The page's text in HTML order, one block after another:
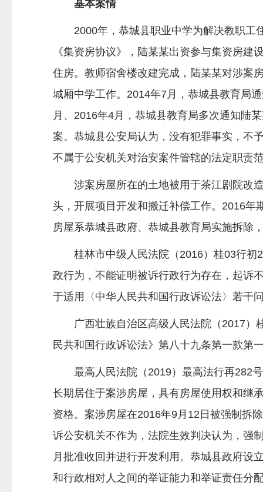
基本案情
2000年，恭城县职业中学为解决教职工住
《集资房协议》，陆某某出资参与集资房
住房。教师宿舍楼改建完成，陆某某对涉案
城厢中学工作。2014年7月，恭城县教育局
月、2016年4月，恭城县教育局多次通知陆
案。恭城县公安局认为，没有犯罪事实，不
不属于公安机关对治安案件管辖的法定职责
涉案房屋所在的土地被用于茶江剧院改造
头，开展项目开发和搬迁补偿工作。2016
房屋系恭城县政府、恭城县教育局实施拆除
桂林市中级人民法院（2016）桂03行初
政行为，不能证明被诉行政行为存在，起诉
于适用〈中华人民共和国行政诉讼法〉若干
广西壮族自治区高级人民法院（2017）桂
民共和国行政诉讼法》第八十九条第一款第
最高人民法院（2019）最高法行再282号
长期居住于案涉房屋，具有房屋使用权和继
资格。案涉房屋在2016年9月12日被强制拆
诉公安机关不作为，法院生效判决认为，强
月批准收回并进行开发利用。恭城县政府设
和行政相对人之间的举证能力和举证责任分